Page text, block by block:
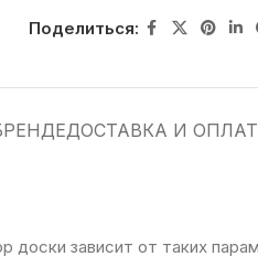
Поделиться:
ДОСТАВКА И
зависит от таких